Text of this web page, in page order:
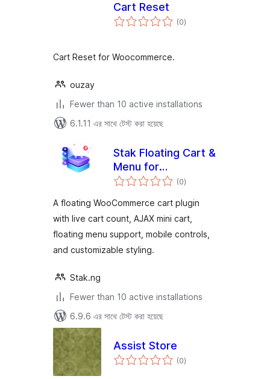
Cart Reset
(0total
ratings
)
Cart Reset for Woocommerce.
ouzay
Fewer than 10 active installations
6.1.11 এর সাথে টেস্ট করা হয়েছে
Stak Floating Cart &
Menu for
WooCommerce
(0total
ratings
)
A floating WooCommerce cart plugin
with live cart count, AJAX mini cart,
floating menu support, mobile controls,
and customizable styling.
Stak.ng
Fewer than 10 active installations
6.9.6 এর সাথে টেস্ট করা হয়েছে
Assist Store
(0total
ratings
)